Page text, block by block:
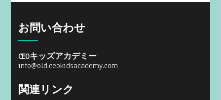
お問い合わせ
CEOキッズアカデミー
info@old.ceokidsacademy.com
関連リンク